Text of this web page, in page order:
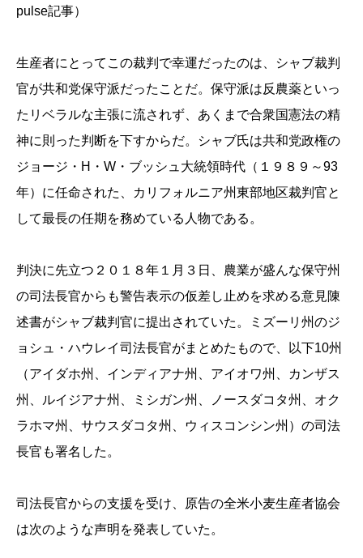
pulse記事）
生産者にとってこの裁判で幸運だったのは、シャブ裁判
官が共和党保守派だったことだ。保守派は反農薬といっ
たリベラルな主張に流されず、あくまで合衆国憲法の精
神に則った判断を下すからだ。シャブ氏は共和党政権の
ジョージ・H・W・ブッシュ大統領時代（１９８９～93
年）に任命された、カリフォルニア州東部地区裁判官と
して最長の任期を務めている人物である。
判決に先立つ２０１８年１月３日、農業が盛んな保守州
の司法長官からも警告表示の仮差し止めを求める意見陳
述書がシャブ裁判官に提出されていた。ミズーリ州のジ
ョシュ・ハウレイ司法長官がまとめたもので、以下10州
（アイダホ州、インディアナ州、アイオワ州、カンザス
州、ルイジアナ州、ミシガン州、ノースダコタ州、オク
ラホマ州、サウスダコタ州、ウィスコンシン州）の司法
長官も署名した。
司法長官からの支援を受け、原告の全米小麦生産者協会
は次のような声明を発表していた。